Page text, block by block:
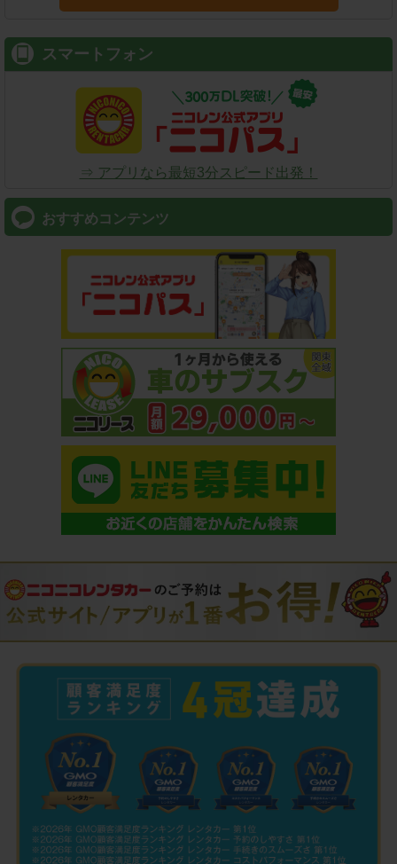
スマートフォン
⇒ アプリなら最短3分スピード出発！
おすすめコンテンツ